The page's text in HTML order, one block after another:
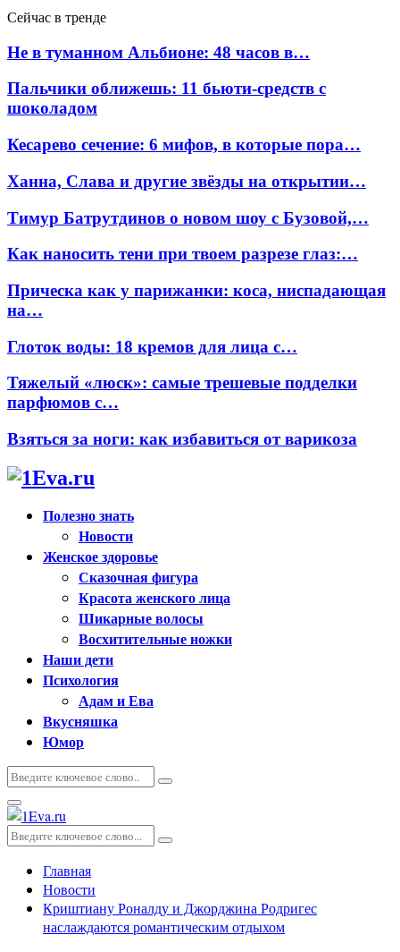
Сейчас в тренде
Не в туманном Альбионе: 48 часов в…
Пальчики оближешь: 11 бьюти-средств с
шоколадом
Кесарево сечение: 6 мифов, в которые пора…
Ханна, Слава и другие звёзды на открытии…
Тимур Батрутдинов о новом шоу с Бузовой,…
Как наносить тени при твоем разрезе глаз:…
Прическа как у парижанки: коса, ниспадающая
на…
Глоток воды: 18 кремов для лица с…
Тяжелый «люск»: самые трешевые подделки
парфюмов с…
Взяться за ноги: как избавиться от варикоза
Полезно знать
Новости
Женское здоровье
Сказочная фигура
Красота женского лица
Шикарные волосы
Восхитительные ножки
Наши дети
Психология
Адам и Ева
Вкусняшка
Юмор
Искать:
Поиск
Основное
меню
Искать:
Поиск
Главная
Новости
Криштиану Роналду и Джорджина Родригес
наслаждаются романтическим отдыхом